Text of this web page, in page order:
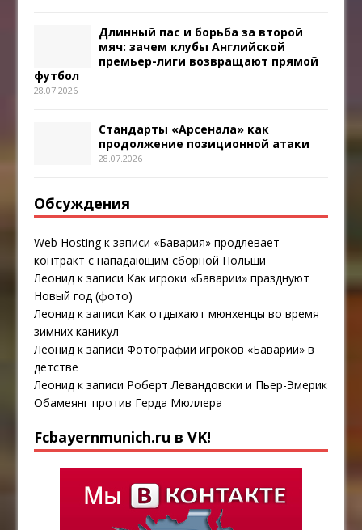
Длинный пас и борьба за второй
мяч: зачем клубы Английской
премьер-лиги возвращают прямой
футбол
28.07.2026
Стандарты «Арсенала» как
продолжение позиционной атаки
28.07.2026
Обсуждения
Web Hostingк записи «Бавария» продлевает
контракт с нападающим сборной Польши
Леонид к записи Как игроки «Баварии» празднуют
Новый год (фото)
Леонид к записи Как отдыхают мюнхенцы во время
зимних каникул
Леонид к записиФотографии игроков «Баварии» в
детстве
Леонид к записи Роберт Левандовски и Пьер-Эмерик
Обамеянг против Герда Мюллера
Fcbayernmunich.ru в VK!